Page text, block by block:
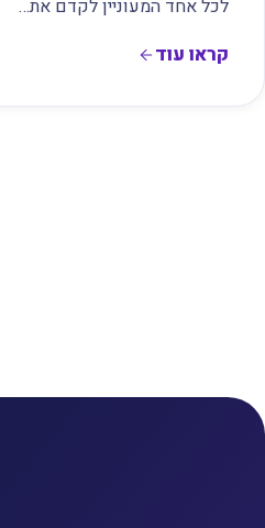
לכל אחד המעוניין לקדם את…
קראו עוד